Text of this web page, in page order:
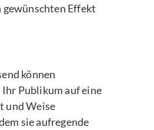
gewünschten Effekt
können
Publikum auf eine
und Weise
sie aufregende